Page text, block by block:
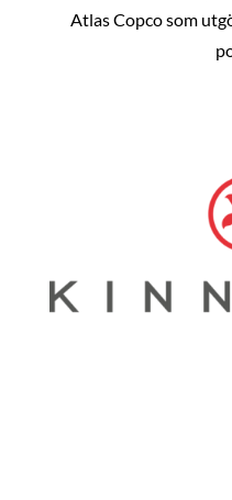
Atlas Copco som